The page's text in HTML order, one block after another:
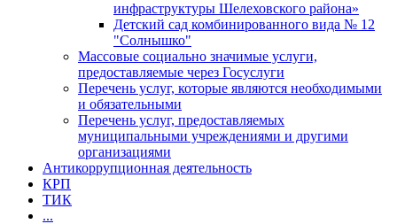
инфраструктуры Шелеховского района»
Детский сад комбинированного вида № 12
"Солнышко"
Массовые социально значимые услуги,
предоставляемые через Госуслуги
Перечень услуг, которые являются необходимыми
и обязательными
Перечень услуг, предоставляемых
муниципальными учреждениями и другими
организациями
Антикоррупционная деятельность
КРП
ТИК
...